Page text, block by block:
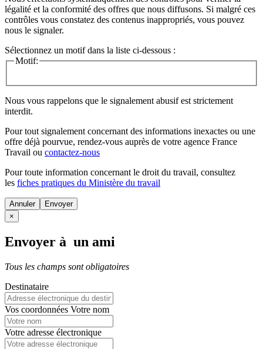
légalité et la conformité des offres que nous diffusons. Si malgré ces
contrôles vous constatez des contenus inappropriés, vous pouvez
nous le signaler.
Sélectionnez un motif dans la liste ci-dessous :
Motif:
Nous vous rappelons que le signalement abusif est strictement
interdit.
Pour tout signalement concernant des informations inexactes ou une
offre déjà pourvue, rendez-vous auprès de votre agence France
Travail ou contactez-nous
Pour toute information concernant le droit du travail, consultez
les fiches pratiques du Ministère du travail
Annuler
×
Envoyer à un ami
Tous les champs sont obligatoires
Destinataire
Vos coordonnées Votre nom
Votre adresse électronique